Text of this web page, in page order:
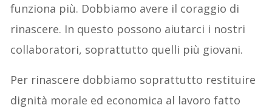
funziona più. Dobbiamo avere il coraggio di
rinascere. In questo possono aiutarci i nostri
collaboratori, soprattutto quelli più giovani.
Per rinascere dobbiamo soprattutto restituire
dignità morale ed economica al lavoro fatto